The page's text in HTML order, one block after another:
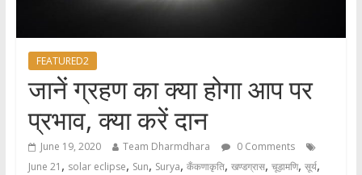
FEATURED2
जानें ग्रहण का क्या होगा आप पर
प्रभाव, क्या करें दान
June 19, 2020 Team Dharmdhara
0 Comments
June 21 , solar eclipse, Sun, Surya, कँकणाकृति, खण्डग्रास, चूड़ामणि, सूर्य,